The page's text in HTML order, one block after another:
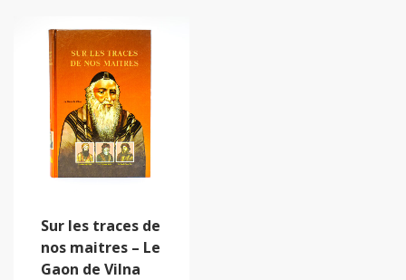
Sur les traces de
nos maitres – Le
Gaon de Vilna